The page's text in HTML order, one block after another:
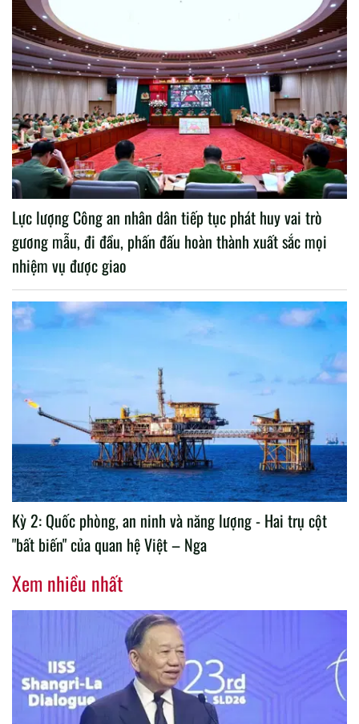
Lực lượng Công an nhân dân tiếp tục phát huy vai trò
gương mẫu, đi đầu, phấn đấu hoàn thành xuất sắc mọi
nhiệm vụ được giao
Kỳ 2: Quốc phòng, an ninh và năng lượng - Hai trụ cột
"bất biến" của quan hệ Việt – Nga
Xem nhiều nhất